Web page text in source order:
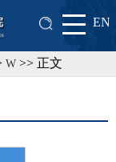
EN
W >> 正文